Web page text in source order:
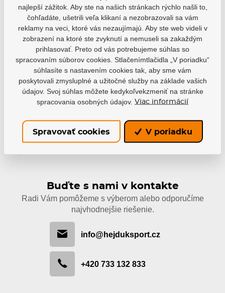
Varianty
EAN: 8020187922775
Skladom 61,78 €
Buďte s nami v kontakte
Radi Vám pomôžeme s výberom alebo odporučíme
najvhodnejšie riešenie.
info@hejduksport.cz
+420 733 132 833
najlepší zážitok. Aby ste na našich stránkach rýchlo našli to,
čohľadáte, ušetrili veľa klikaní a nezobrazovali sa vám
reklamy na veci, ktoré vás nezaujímajú. Aby ste web videli v
zobrazení na ktoré ste zvyknutí a nemuseli sa zakaždým
prihlasovať. Preto od vás potrebujeme súhlas so
spracovaním súborov cookies. Stlačenímtlačidla „V poriadku“
súhlasíte s nastavením cookies tak, aby sme vám
poskytovali zmysluplné a užitočné služby na základe vašich
údajov. Svoj súhlas môžete kedykoľvekzmeniť na stránke
spracovania osobných údajov. Viac informácií
Spravovať cookies V poriadku